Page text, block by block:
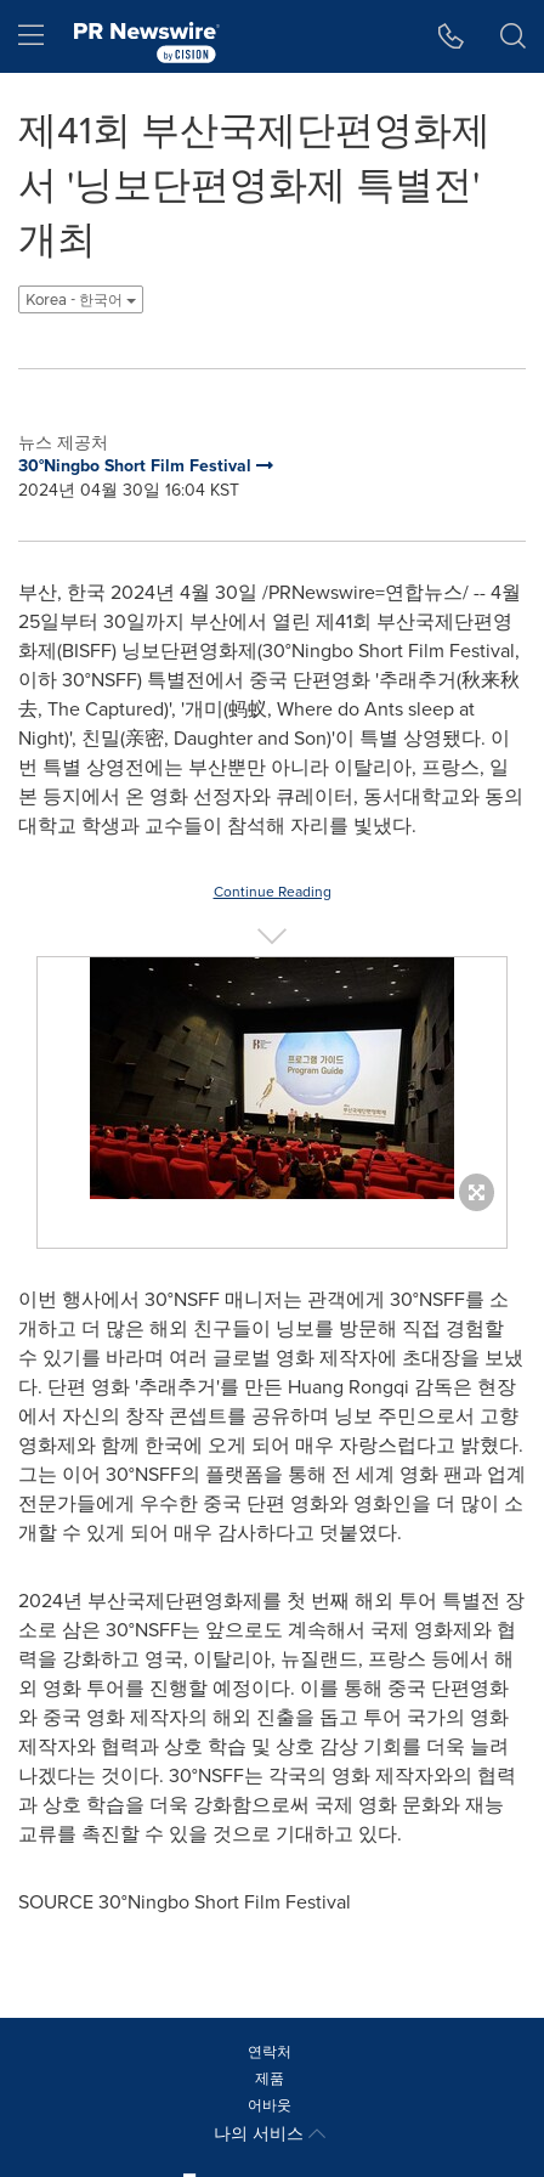
Hamburger menu
제41회 부산국제단편영화제
서 '닝보단편영화제 특별전'
개최
Korea - 한국어
뉴스 제공처
30°Ningbo Short Film Festival
2024년 04월 30일 16:04 KST
부산, 한국 2024년 4월 30일 /PRNewswire=연합뉴스/ -- 4월
25일부터 30일까지 부산에서 열린 제41회 부산국제단편영
화제(BISFF) 닝보단편영화제(30°Ningbo Short Film Festival,
이하 30°NSFF) 특별전에서 중국 단편영화 '추래추거(秋来秋
去, The Captured)', '개미(蚂蚁, Where do Ants sleep at
Night)', 친밀(亲密, Daughter and Son)'이 특별 상영됐다. 이
번 특별 상영전에는 부산뿐만 아니라 이탈리아, 프랑스, 일
본 등지에서 온 영화 선정자와 큐레이터, 동서대학교와 동의
대학교 학생과 교수들이 참석해 자리를 빛냈다.
Continue Reading
이번 행사에서 30°NSFF 매니저는 관객에게 30°NSFF를 소
개하고 더 많은 해외 친구들이 닝보를 방문해 직접 경험할
수 있기를 바라며 여러 글로벌 영화 제작자에 초대장을 보냈
다. 단편 영화 '추래추거'를 만든 Huang Rongqi 감독은 현장
에서 자신의 창작 콘셉트를 공유하며 닝보 주민으로서 고향
영화제와 함께 한국에 오게 되어 매우 자랑스럽다고 밝혔다.
그는 이어 30°NSFF의 플랫폼을 통해 전 세계 영화 팬과 업계
전문가들에게 우수한 중국 단편 영화와 영화인을 더 많이 소
개할 수 있게 되어 매우 감사하다고 덧붙였다.
2024년 부산국제단편영화제를 첫 번째 해외 투어 특별전 장
소로 삼은 30°NSFF는 앞으로도 계속해서 국제 영화제와 협
력을 강화하고 영국, 이탈리아, 뉴질랜드, 프랑스 등에서 해
외 영화 투어를 진행할 예정이다. 이를 통해 중국 단편영화
와 중국 영화 제작자의 해외 진출을 돕고 투어 국가의 영화
제작자와 협력과 상호 학습 및 상호 감상 기회를 더욱 늘려
나겠다는 것이다. 30°NSFF는 각국의 영화 제작자와의 협력
과 상호 학습을 더욱 강화함으로써 국제 영화 문화와 재능
교류를 촉진할 수 있을 것으로 기대하고 있다.
SOURCE 30°Ningbo Short Film Festival
연락처
제품
어바웃
나의 서비스